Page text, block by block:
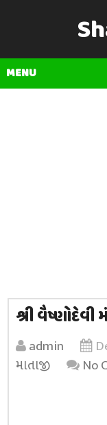
MENU
શ્રી વૈષ્ણોદેવી
admin
માતાજી
No